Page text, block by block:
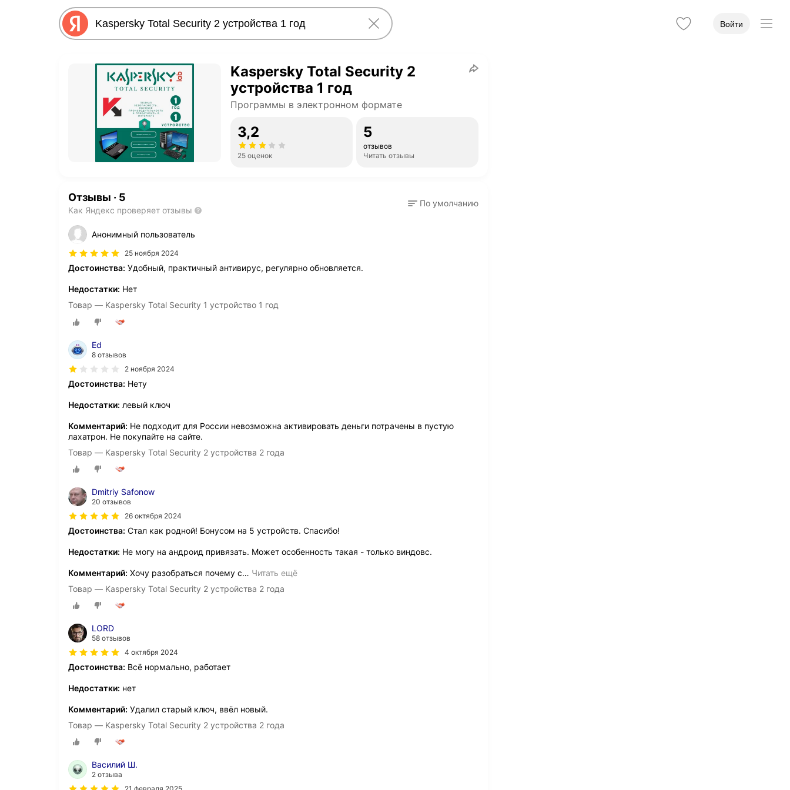
Войти
Kaspersky Total Security 2
устройства 1 год
Программы в электронном формате
3,2
25 оценок
5
отзывов
Читать отзывы
Отзывы · 5
Как Яндекс проверяет отзывы
По умолчанию
Анонимный пользователь
25 ноября 2024
Достоинства: Удобный, практичный антивирус, регулярно обновляется.
Недостатки: Нет
Товар — Kaspersky Total Security 1 устройство 1 год
Ed
8 отзывов
2 ноября 2024
Достоинства: Нету
Недостатки: левый ключ
Комментарий: Не подходит для России невозможна активировать деньги потрачены в пустую
лахатрон. Не покупайте на сайте.
Товар — Kaspersky Total Security 2 устройства 2 года
Dmitriy Safonow
20 отзывов
26 октября 2024
Достоинства: Стал как родной! Бонусом на 5 устройств. Спасибо!
Недостатки: Не могу на андроид привязать. Может особенность такая - только виндовс.
Комментарий: Хочу разобраться почему с… Читать ещё
Товар — Kaspersky Total Security 2 устройства 2 года
LORD
58 отзывов
4 октября 2024
Достоинства: Всё нормально, работает
Недостатки: нет
Комментарий: Удалил старый ключ, ввёл новый.
Товар — Kaspersky Total Security 2 устройства 2 года
Василий Ш.
2 отзыва